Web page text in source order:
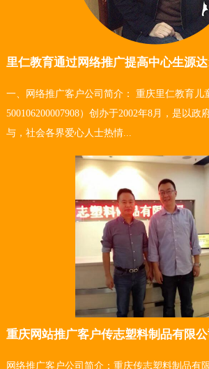
里仁教育通过网络推广提高中心生源
一、网络推广客户公司简介： 重庆里仁教育儿
500106200007908）创办于2002年8月，是以政
与，社会各界爱心人士热情...
重庆网站推广客户传志塑料制品有限公
网络推广客户公司简介：重庆传志塑料制品有